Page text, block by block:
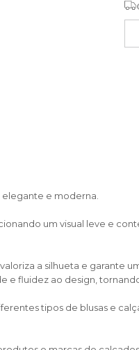
e moderna.
um visual leve e
a silhueta e garante
fluidez ao design,
tipos de blusas e